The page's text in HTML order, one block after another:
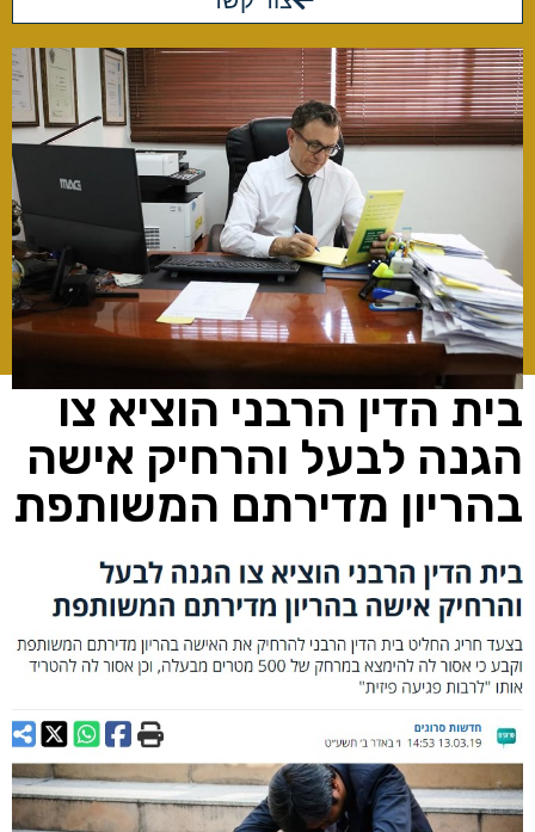
בית הדין הרבני הוציא צו
הגנה לבעל והרחיק אישה
בהריון מדירתם המשותפת